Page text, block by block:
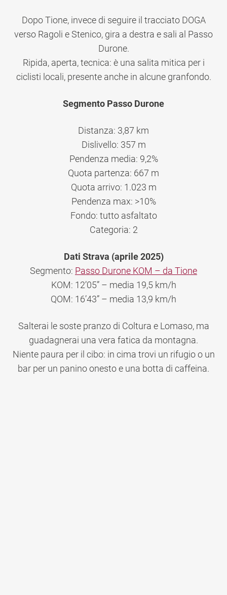
Dopo Tione, invece di seguire il tracciato DOGA
verso Ragoli e Stenico, gira a destra e sali al Passo
Durone.
Ripida, aperta, tecnica: è una salita mitica per i
ciclisti locali, presente anche in alcune granfondo.
Segmento Passo Durone
Distanza: 3,87 km
Dislivello: 357 m
Pendenza media: 9,2%
Quota partenza: 667 m
Quota arrivo: 1.023 m
Pendenza max: >10%
Fondo: tutto asfaltato
Categoria: 2
Dati Strava (aprile 2025)
Segmento: Passo Durone KOM – da Tione
KOM: 12’05” – media 19,5 km/h
QOM: 16’43” – media 13,9 km/h
Salterai le soste pranzo di Coltura e Lomaso, ma
guadagnerai una vera fatica da montagna.
Niente paura per il cibo: in cima trovi un rifugio o un
bar per un panino onesto e una botta di caffeina.